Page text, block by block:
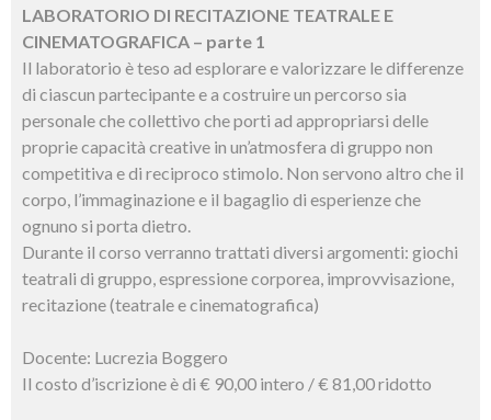
LABORATORIO DI RECITAZIONE TEATRALE E
CINEMATOGRAFICA – parte 1
Il laboratorio è teso ad esplorare e valorizzare le differenze
di ciascun partecipante e a costruire un percorso sia
personale che collettivo che porti ad appropriarsi delle
proprie capacità creative in un’atmosfera di gruppo non
competitiva e di reciproco stimolo. Non servono altro che il
corpo, l’immaginazione e il bagaglio di esperienze che
ognuno si porta dietro.
Durante il corso verranno trattati diversi argomenti: giochi
teatrali di gruppo, espressione corporea, improvvisazione,
recitazione (teatrale e cinematografica)
Docente: Lucrezia Boggero
Il costo d’iscrizione è di € 90,00 intero / € 81,00 ridotto